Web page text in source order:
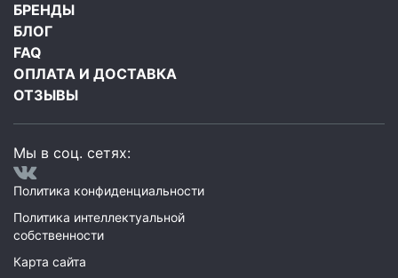
БРЕНДЫ
БЛОГ
FAQ
ОПЛАТА И ДОСТАВКА
ОТЗЫВЫ
Мы в соц. сетях:
Политика конфиденциальности
Политика интеллектуальной
собственности
Карта сайта